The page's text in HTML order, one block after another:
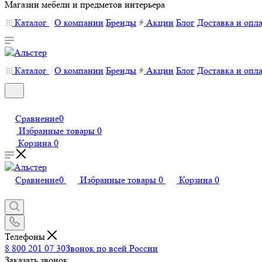
Магазин мебели и предметов интерьера
Каталог
О компании Бренды Акции Блог Доставка и
Каталог О компании Бренды Акции Блог Доставка и
Сравнение0
Избранные товары 0
Корзина 0
Сравнение0 Избранные товары 0 Корзина 0
Телефоны
8 800 201 07 30Звонок по всей России